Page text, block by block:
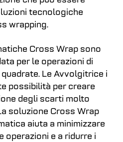
tecnologiche
wrapping.
Cross Wrap sono
per le operazioni di
Le Avvolgitrice i
possibilità per creare
degli scarti molto
soluzione Cross Wrap
aiuta a minimizzare
operazioni e a ridurre i